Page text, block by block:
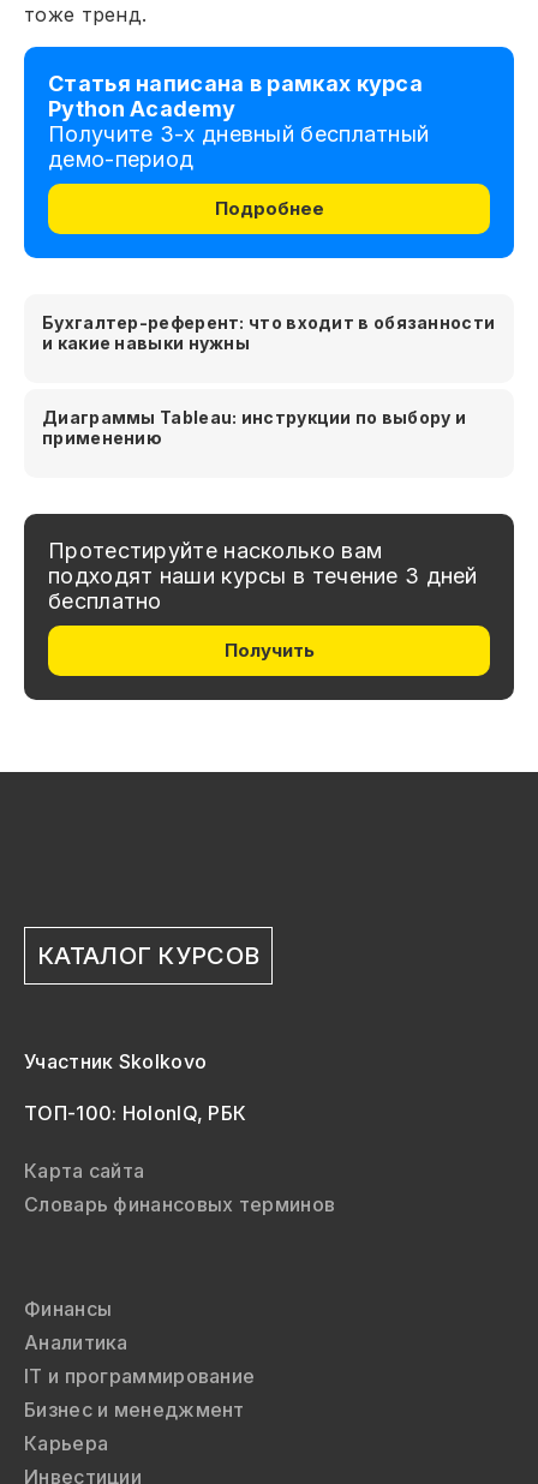
тоже тренд.
Статья написана в рамках курса
Python Academy
Получите 3-х дневный бесплатный
демо-период
Подробнее
Бухгалтер-референт: что входит в обязанности
и какие навыки нужны
Диаграммы Tableau: инструкции по выбору и
применению
Протестируйте насколько вам
подходят наши курсы в течение 3 дней
бесплатно
Получить
КАТАЛОГ КУРСОВ
Участник Skolkovo
ТОП-100: HolonIQ, РБК
Карта сайта
Словарь финансовых терминов
Финансы
Аналитика
IT и программирование
Бизнес и менеджмент
Карьера
Инвестиции